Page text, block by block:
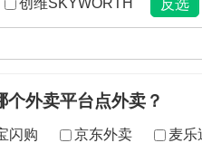
个外卖平台点外卖？
闪购 京东外卖 麦乐